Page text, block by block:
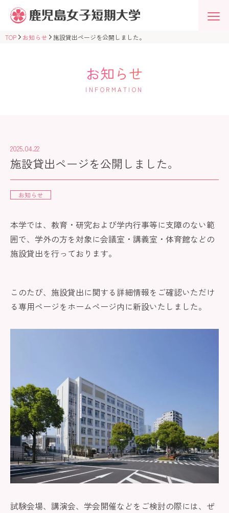
鹿
児
島
女
子
園
TOP お知らせ 施設貸出ページを公開しました。
お知らせ
INFORMATION
2025.04.22
施設貸出ページを公開しました。
お知らせ
本学では、教育・研究および学内行事等に支障のない範
囲で、学外の方を対象に会議室・講義室・体育館などの
施設貸出を行っております。
このたび、施設貸出に関する詳細情報をご確認いただけ
る専用ページをホームページ内に新設いたしました。
試験会場、講演会、学会開催などをご検討の際には、ぜ